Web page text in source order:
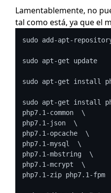
Lamentablemente, no
tal como está, ya que el
sudo add-apt-
sudo apt-get update
sudo apt-get install
sudo apt-get install
php7.1-common  \
php7.1-json  \
php7.1-opcache  \
php7.1-mysql  \
php7.1-mbstring  \
php7.1-mcrypt  \
php7.1-zip php7.1-fpm